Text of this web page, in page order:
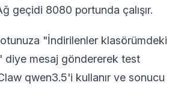
geçidi 8080 portunda çalışır.
"İndirilenler klasörümdeki
diye mesaj göndererek test
qwen3.5'i kullanır ve sonucu